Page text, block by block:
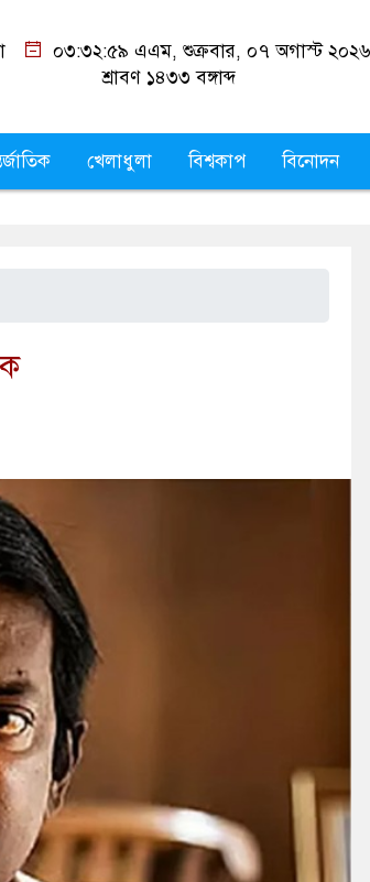
০৩:৩৩:০০ এএম, শুক্রবার, ০৭ অগাস্ট
শ্রাবণ ১৪৩৩ বঙ্গাব্দ
খেলাধুলা বিশ্বকাপ বিনোদন